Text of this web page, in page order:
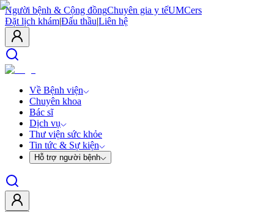
Người bệnh & Cộng đồngChuyên gia y tếUMCers
Đặt lịch khám|Đấu thầu|Liên hệ
Về Bệnh viện
Chuyên khoa
Bác sĩ
Dịch vụ
Thư viện sức khỏe
Tin tức & Sự kiện
Hỗ trợ người bệnh